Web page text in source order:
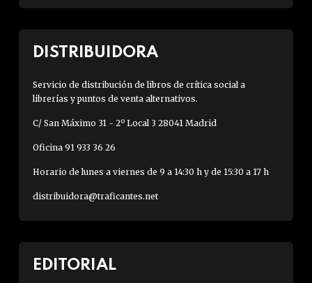
DISTRIBUIDORA
Servicio de distribución de libros de crítica social a
librerías y puntos de venta alternativos.
C/ San Máximo 31 - 2º Local 3 28041 Madrid
Oficina 91 933 36 26
Horario de lunes a viernes de 9 a 14:30 h y de 15:30 a 17 h
distribuidora@traficantes.net
EDITORIAL